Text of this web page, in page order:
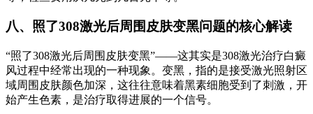
八、照了308激光后周围皮肤变黑问题的核心解读
“照了308激光后周围皮肤变黑”——这其实是308激光治疗白癜
风过程中经常出现的一种现象。变黑，指的是接受激光照射区
域周围皮肤颜色加深，这往往意味着黑素细胞受到了刺激，开
始产生色素，是治疗取得进展的一个信号。